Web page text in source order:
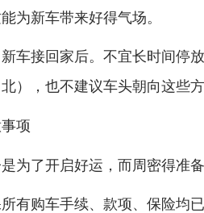
为新车带来好得气场。
新车接回家后。不宜长时间停
）
，也不建议车头朝向这些
项
为了开启好运，而周密得准
所有购车手续、款项、保险均